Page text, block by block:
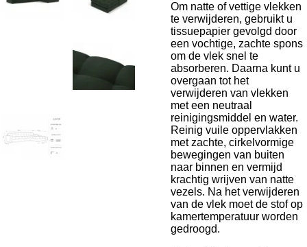
Om natte of vettige vlekken
te verwijderen, gebruikt u
tissuepapier gevolgd door
een vochtige, zachte spons
om de vlek snel te
absorberen. Daarna kunt u
overgaan tot het
verwijderen van vlekken
met een neutraal
reinigingsmiddel en water.
Reinig vuile oppervlakken
met zachte, cirkelvormige
bewegingen van buiten
naar binnen en vermijd
krachtig wrijven van natte
vezels. Na het verwijderen
van de vlek moet de stof op
kamertemperatuur worden
gedroogd.